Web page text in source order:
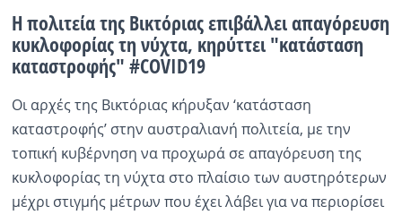
Ελλάδα
Πολιτική
Οικονομία
Αθλητικά
Η πολιτεία της Βικτόριας επιβάλλει απαγόρευση
κυκλοφορίας τη νύχτα, κηρύττει "κατάσταση
καταστροφής" #COVID19
Οι αρχές της Βικτόριας κήρυξαν ‘κατάσταση
καταστροφής’ στην αυστραλιανή πολιτεία, με την
τοπική κυβέρνηση να προχωρά σε απαγόρευση της
κυκλοφορίας τη νύχτα στο πλαίσιο των αυστηρότερων
μέχρι στιγμής μέτρων που έχει λάβει για να περιορίσει